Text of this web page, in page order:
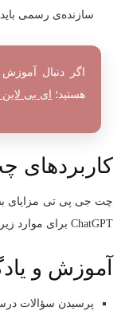
سازنده‌ی رسمی باید
اگر دنبال
هستید؛
ای بی لاین
چت جی پی تی مزایای
ChatGPT برای موارد زیر استفاده کنید:
آموزش و
پرسیدن سؤالات